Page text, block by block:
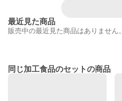
最近見た商品
販売中の最近見た商品はありません。
同じ加工食品のセットの商品